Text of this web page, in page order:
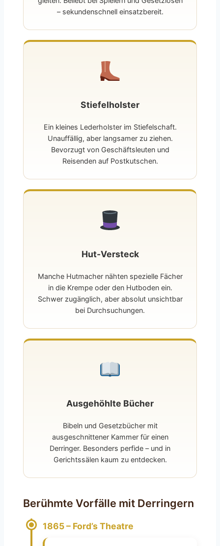
– sekundenschnell einsatzbereit.
Stiefelholster
Ein kleines Lederholster im Stiefelschaft.
Unauffällig, aber langsamer zu ziehen.
Bevorzugt von Geschäftsleuten und
Reisenden auf Postkutschen.
Hut-Versteck
Manche Hutmacher nähten spezielle Fächer
in die Krempe oder den Hutboden ein.
Schwer zugänglich, aber absolut unsichtbar
bei Durchsuchungen.
Ausgehöhlte Bücher
Bibeln und Gesetzbücher mit
ausgeschnittener Kammer für einen
Derringer. Besonders perfide – und in
Gerichtssälen kaum zu entdecken.
Berühmte Vorfälle mit Derringern
1865 – Ford’s Theatre